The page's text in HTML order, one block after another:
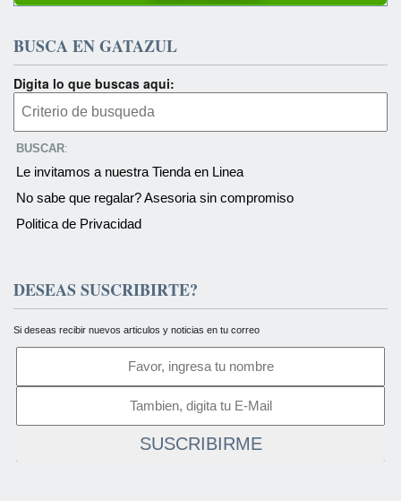
BUSCA EN GATAZUL
Digita lo que buscas aqui:
BUSCAR:
Le invitamos a nuestra Tienda en Linea
No sabe que regalar? Asesoria sin compromiso
Politica de Privacidad
DESEAS SUSCRIBIRTE?
Si deseas recibir nuevos articulos y noticias en tu correo
SUSCRIBIRME